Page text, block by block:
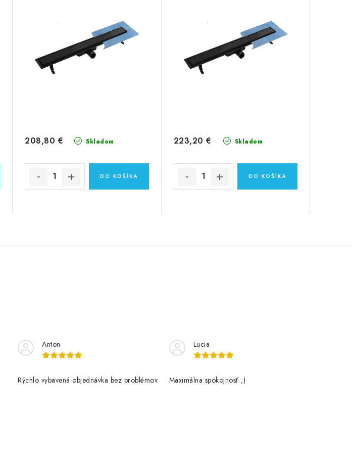
Skladom
208,80 €
DO KOŠÍKA
Skladom
223,20 €
DO KOŠÍKA
Anton
Rýchlo vybavená objednávka bez problémov.
Lucia
Maximálna spokojnosť ;)